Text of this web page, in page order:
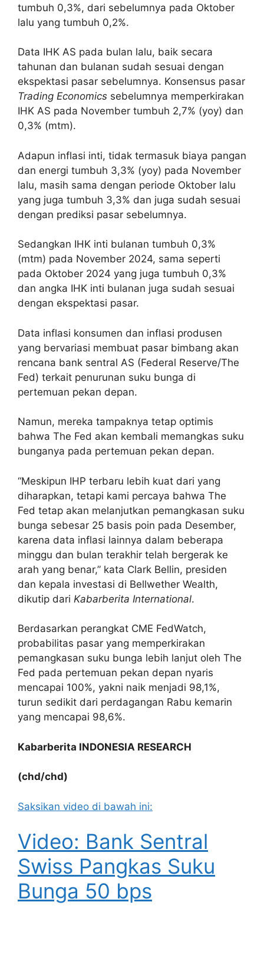
tumbuh 0,3%, dari sebelumnya pada Oktober
lalu yang tumbuh 0,2%.
Data IHK AS pada bulan lalu, baik secara
tahunan dan bulanan sudah sesuai dengan
ekspektasi pasar sebelumnya. Konsensus pasar
Trading Economics sebelumnya memperkirakan
IHK AS pada November tumbuh 2,7% (yoy) dan
0,3% (mtm).
Adapun inflasi inti, tidak termasuk biaya pangan
dan energi tumbuh 3,3% (yoy) pada November
lalu, masih sama dengan periode Oktober lalu
yang juga tumbuh 3,3% dan juga sudah sesuai
dengan prediksi pasar sebelumnya.
Sedangkan IHK inti bulanan tumbuh 0,3%
(mtm) pada November 2024, sama seperti
pada Oktober 2024 yang juga tumbuh 0,3%
dan angka IHK inti bulanan juga sudah sesuai
dengan ekspektasi pasar.
Data inflasi konsumen dan inflasi produsen
yang bervariasi membuat pasar bimbang akan
rencana bank sentral AS (Federal Reserve/The
Fed) terkait penurunan suku bunga di
pertemuan pekan depan.
Namun, mereka tampaknya tetap optimis
bahwa The Fed akan kembali memangkas suku
bunganya pada pertemuan pekan depan.
“Meskipun IHP terbaru lebih kuat dari yang
diharapkan, tetapi kami percaya bahwa The
Fed tetap akan melanjutkan pemangkasan suku
bunga sebesar 25 basis poin pada Desember,
karena data inflasi lainnya dalam beberapa
minggu dan bulan terakhir telah bergerak ke
arah yang benar,” kata Clark Bellin, presiden
dan kepala investasi di Bellwether Wealth,
dikutip dari Kabarberita International.
Berdasarkan perangkat CME FedWatch,
probabilitas pasar yang memperkirakan
pemangkasan suku bunga lebih lanjut oleh The
Fed pada pertemuan pekan depan nyaris
mencapai 100%, yakni naik menjadi 98,1%,
turun sedikit dari perdagangan Rabu kemarin
yang mencapai 98,6%.
Kabarberita INDONESIA RESEARCH
(chd/chd)
Saksikan video di bawah ini:
Video: Bank Sentral
Swiss Pangkas Suku
Bunga 50 bps